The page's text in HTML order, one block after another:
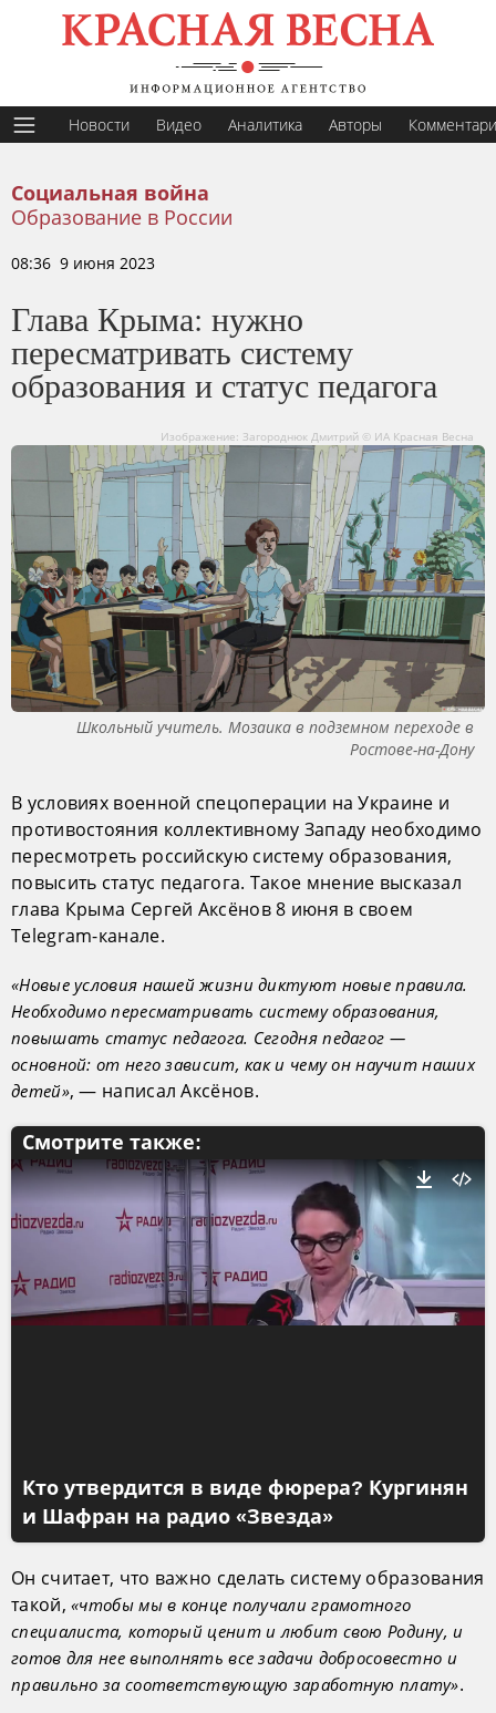
Новости Видео Аналитика Авторы
Социальная война
Образование в России
08:36 9 июня 2023
Глава Крыма: нужно
пересматривать систему
образования и статус педагога
Изображение: Загороднюк Дмитрий © ИА Красная Весна
Школьный учитель. Мозаика в подземном переходе в
Ростове-на-Дону
В условиях военной спецоперации на Украине и
противостояния коллективному Западу необходимо
пересмотреть российскую систему образования,
повысить статус педагога. Такое мнение высказал
глава Крыма Сергей Аксёнов 8 июня в своем
Telegram-канале.
«Новые условия нашей жизни диктуют новые правила.
Необходимо пересматривать систему образования,
повышать статус педагога. Сегодня педагог —
основной: от него зависит, как и чему он научит наших
детей», — написал Аксёнов.
Смотрите также:
Кто утвердится в виде фюрера? Кургинян
и Шафран на радио «Звезда»
Он считает, что важно сделать систему образования
такой,«чтобы мы в конце получали грамотного
специалиста, который ценит и любит свою Родину, и
готов для нее выполнять все задачи добросовестно и
правильно за соответствующую заработную плату».